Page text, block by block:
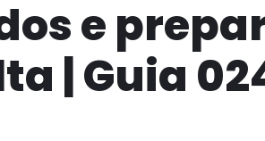
e
| Guia